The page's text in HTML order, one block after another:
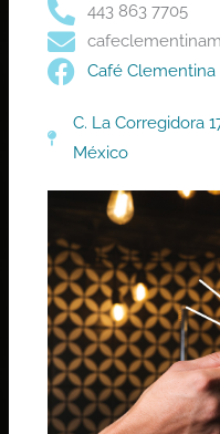
443 863 7705
Café Clementina
C. La Corregidora
México